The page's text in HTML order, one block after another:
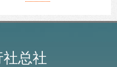
总社